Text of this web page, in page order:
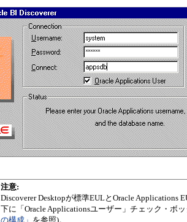
注意:
Discoverer Desktopが標準EULとOracle
下に「Oracle Applicationsユーザー」チェック・ボ
の構成」 を参照)。